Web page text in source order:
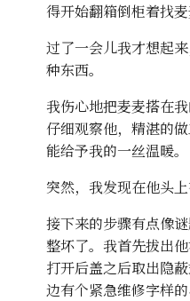
得开始翻箱倒柜着找麦
过了一会儿我才想起
种东西。
我伤心地把麦麦搭在
仔细观察他，精湛的
能给予我的一丝温暖。
突然，我发现在他头
接下来的步骤有点像
整坏了。我首先拔出
打开后盖之后取出隐
边有个紧急维修字样